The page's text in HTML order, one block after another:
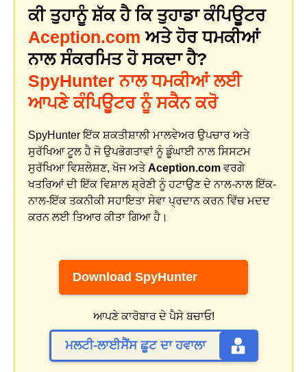
ਕੀ ਤੁਹਾਨੂੰ ਸ਼ੱਕ ਹੈ ਕਿ ਤੁਹਾਡਾ ਕੰਪਿਊਟਰ
Aception.com ਅਤੇ ਹੋਰ ਧਮਕੀਆਂ
ਨਾਲ ਸੰਕਰਮਿਤ ਹੋ ਸਕਦਾ ਹੈ?
SpyHunter ਨਾਲ ਧਮਕੀਆਂ ਲਈ
ਆਪਣੇ ਕੰਪਿਊਟਰ ਨੂੰ ਸਕੈਨ ਕਰੋ
SpyHunter ਇੱਕ ਸ਼ਕਤੀਸ਼ਾਲੀ ਮਾਲਵੇਅਰ ਉਪਚਾਰ ਅਤੇ
ਸੁਰੱਖਿਆ ਟੂਲ ਹੈ ਜੋ ਉਪਭੋਗਤਾਵਾਂ ਨੂੰ ਡੂੰਘਾਈ ਨਾਲ ਸਿਸਟਮ
ਸੁਰੱਖਿਆ ਵਿਸ਼ਲੇਸ਼ਣ, ਖੋਜ ਅਤੇAception.com ਵਰਗੇ
ਖਤਰਿਆਂ ਦੀ ਇੱਕ ਵਿਸ਼ਾਲ ਸ਼੍ਰੇਣੀ ਨੂੰ ਹਟਾਉਣ ਦੇ ਨਾਲ-ਨਾਲ ਇੱਕ-
ਨਾਲ-ਇੱਕ ਤਕਨੀਕੀ ਸਹਾਇਤਾ ਸੇਵਾ ਪ੍ਰਦਾਨ ਕਰਨ ਵਿੱਚ ਮਦਦ
ਕਰਨ ਲਈ ਤਿਆਰ ਕੀਤਾ ਗਿਆ ਹੈ।
Download SpyHunter
ਆਪਣੇ ਕਾਰੋਬਾਰ ਦੇ ਪੈਸੇ ਬਚਾਓ!
ਮਲਟੀ-ਲਾਈਸੈਂਸ ਛੂਟ ਦਾ ਹਵਾਲਾ